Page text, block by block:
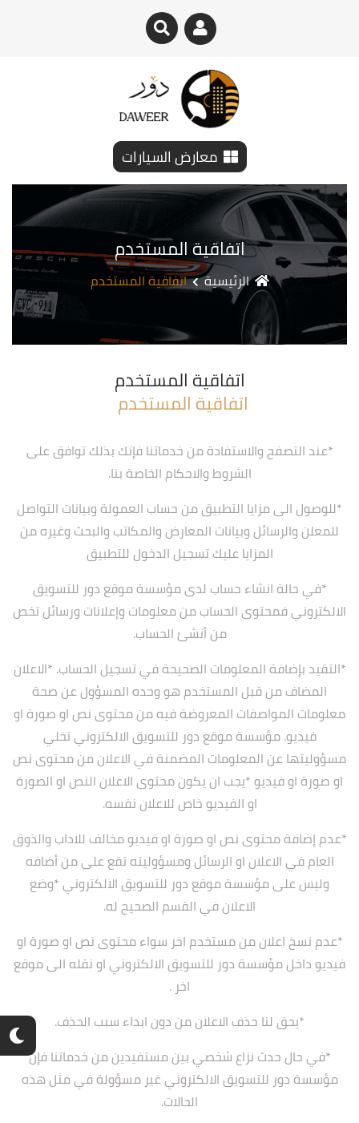
معارض السيارات
اتفاقية المستخدم
الرئيسية اتفاقية المستخدم
اتفاقية المستخدم
*عند التصفح والاستفادة من خدماتنا فإنك بذلك توافق على
الشروط والاحكام الخاصة بنا.
*للوصول الى مزايا التطبيق من حساب العمولة وبيانات التواصل
للمعلن والرسائل وبيانات المعارض والمكاتب والبحث وغيره من
المزايا عليك تسجيل الدخول للتطبيق
*في حالة انشاء حساب لدى مؤسسة موقع دور للتسويق
الالكتروني فمحتوى الحساب من معلومات وإعلانات ورسائل تخص
من أنشئ الحساب.
*التقيد بإضافة المعلومات الصحيحة في تسجيل الحساب. *الاعلان
المضاف من قبل المستخدم هو وحده المسؤول عن صحة
معلومات المواصفات المعروضة فيه من محتوى نص او صورة او
فيديو. مؤسسة موقع دور للتسويق الالكتروني تخلي
مسؤوليتها عن المعلومات المضمنة في الاعلان من محتوى نص
او صورة او فيديو *يجب ان يكون محتوى الاعلان النص او الصورة
او الفيديو خاص للاعلان نفسه.
*عدم إضافة محتوى نص او صورة او فيديو مخالف للاداب والذوق
العام في الاعلان او الرسائل ومسؤوليته تقع على من أضافه
وليس على مؤسسة موقع دور للتسويق الالكتروني *وضع
الاعلان في القسم الصحيح له.
*عدم نسخ اعلان من مستخدم اخر سواء محتوى نص او صورة او
فيديو داخل مؤسسة دور للتسويق الالكتروني او نقله الى موقع
اخر .
*يحق لنا حذف الاعلان من دون ابداء سبب الحذف.
*في حال حدث نزاع شخصي بين مستفيدين من خدماتنا فإن
مؤسسة دور للتسويق الالكتروني غير مسؤولة في مثل هذه
الحالات.